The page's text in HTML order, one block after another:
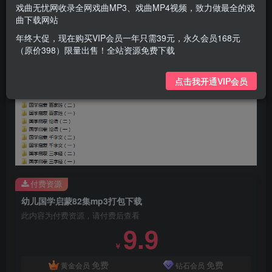
幼儿国学启蒙82集mp3打包下载
此内容为付费资源，请付费后查看
￥ 9.9
黄金会员 免费 钻石会员 免费
付费资源
戏曲无忧网收录全网戏曲MP3、戏曲MP4视频，致力做最全的戏
曲下载网站
年终大促，现在购买VIP会员一年只需39元，永久会员168元
（原价398）限量出售！全站资源免费下载
点击我开通VIP会员